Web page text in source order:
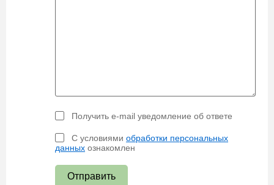
Получить e-mail уведомление об ответе
С условиями обработки персональных
данных ознакомлен
Отправить